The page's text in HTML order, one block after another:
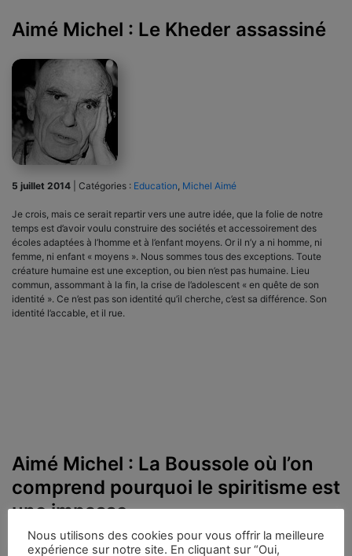
Aimé Michel : Le Kheder assassiné
5 juillet 2014 Catégories : Education Michel Aimé
Je crois, mais ce serait repartir vers une autre idée, que la folie de notre
temps est d’avoir voulu construire des sociétés et accessoirement des
écoles adaptées à l’homme et à l’enfant moyens. Or il n’y a ni homme, ni
femme, ni enfant « moyens ». Nous sommes tous des exceptions. Toute
créature humaine est une exception, ou bien n’est pas humaine. Lieu
commun, assommant à la fin, la crise de l’adolescent « en quête de son
identité ». Ce n’est pas son identité qu’il cherche, c’est sa différence. Son
identité l’accable, et il rue.
Aimé Michel : La Boussole où l’on
comprend pourquoi le spiritisme est
une impasse
Nous utilisons des cookies pour vous offrir la meilleure
expérience sur notre site. En cliquant sur “Oui,